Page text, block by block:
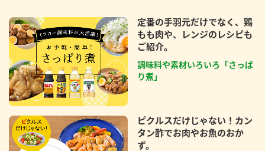
定番の手羽元だけでなく、鶏
もも肉や、レンジのレシピも
ご紹介。
調味料や素材いろいろ「さっぱ
り煮」
ピクルスだけじゃない！カン
タン酢でお肉やお魚のおか
ず。